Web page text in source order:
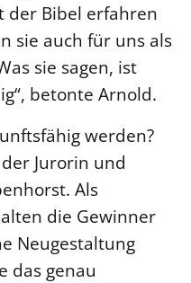
der Bibel erfahren
sie auch für uns als
sie sagen, ist
betonte Arnold.
werden?
Jurorin und
Als
die Gewinner
Neugestaltung
das genau